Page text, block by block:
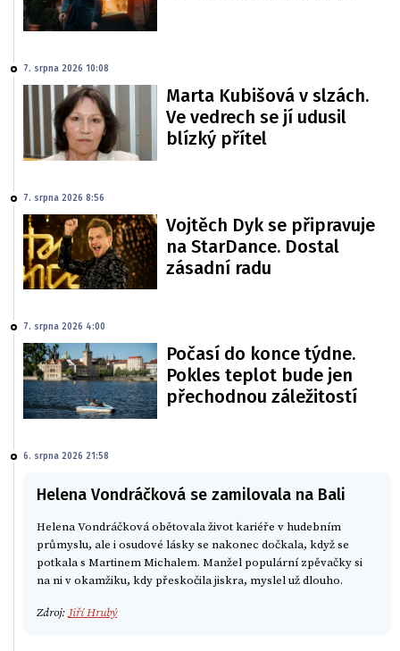
7. srpna 2026 10:08
Marta Kubišová v slzách.
Ve vedrech se jí udusil
blízký přítel
7. srpna 2026 8:56
Vojtěch Dyk se připravuje
na StarDance. Dostal
zásadní radu
7. srpna 2026 4:00
Počasí do konce týdne.
Pokles teplot bude jen
přechodnou záležitostí
6. srpna 2026 21:58
Helena Vondráčková se zamilovala na Bali
Helena Vondráčková obětovala život kariéře v hudebním
průmyslu, ale i osudové lásky se nakonec dočkala, když se
potkala s Martinem Michalem. Manžel populární zpěvačky si
na ni v okamžiku, kdy přeskočila jiskra, myslel už dlouho.
Zdroj: Jiří Hrubý